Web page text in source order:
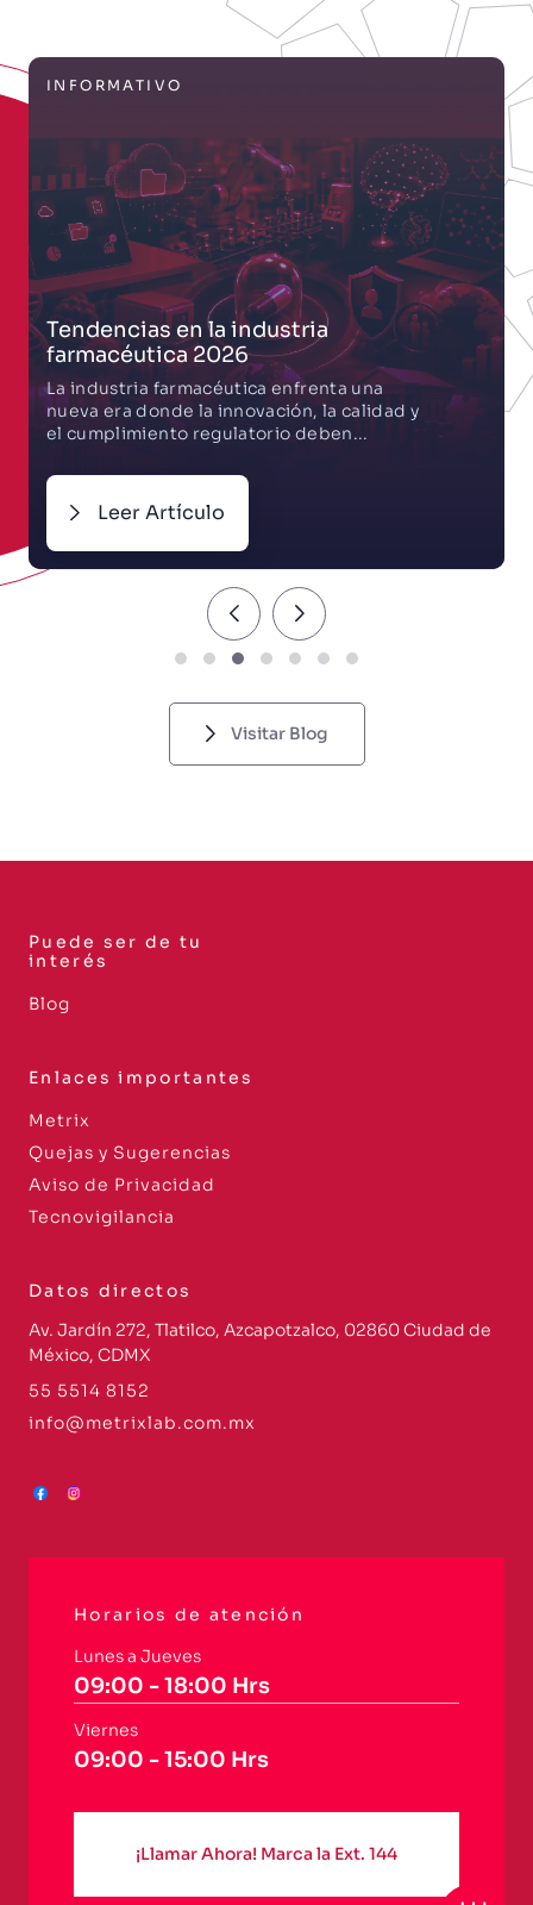
¿SABÍAS QUÉ?
El científico que puso orden a toda
la vida en la Tierra.
La nomenclatura binómica, un sistema que
permite nombrar y clasificar a todos los
seres vivos con dos palabras: género y...
Leer Artículo
Visitar Blog
Puede ser de tu
interés
Blog
Enlaces importantes
Metrix
Quejas y Sugerencias
Aviso de Privacidad
Tecnovigilancia
Datos directos
Av. Jardín 272, Tlatilco, Azcapotzalco, 02860 Ciudad de
México, CDMX
55 5514 8152
info@metrixlab.com.mx
Horarios de atención
Lunes a Jueves
09:00 - 18:00 Hrs
Viernes
09:00 - 15:00 Hrs
¡Llamar Ahora! Marca la Ext. 144